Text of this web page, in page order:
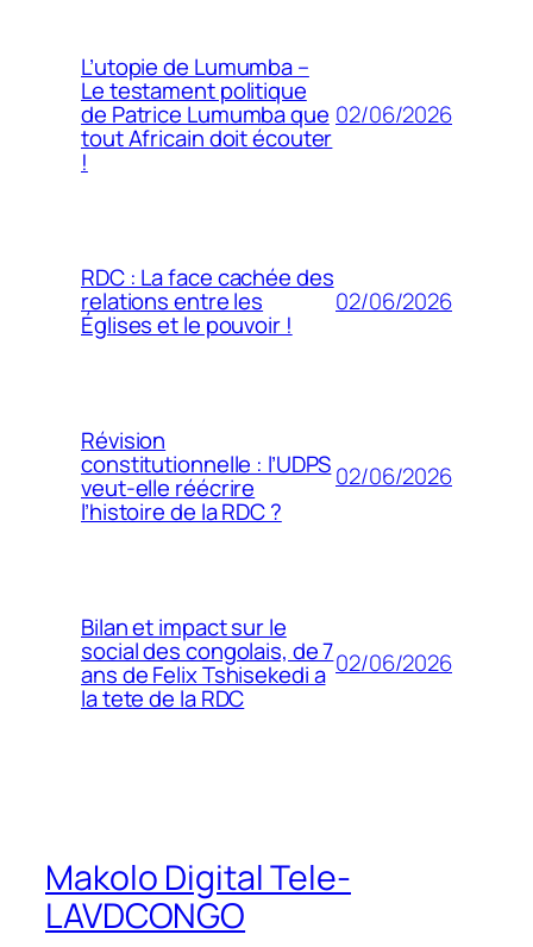
L’utopie de Lumumba –
Le testament politique
de Patrice Lumumba que
tout Africain doit écouter
!
02/06/2026
RDC : La face cachée des
relations entre les
Églises et le pouvoir !
02/06/2026
Révision
constitutionnelle : l’UDPS
veut-elle réécrire
l’histoire de la RDC ?
02/06/2026
Bilan et impact sur le
social des congolais, de 7
ans de Felix Tshisekedi a
la tete de la RDC
02/06/2026
Makolo Digital Tele-
LAVDCONGO